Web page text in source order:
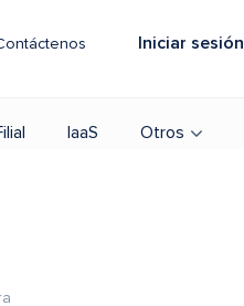
Iniciar sesión
IaaS Otros